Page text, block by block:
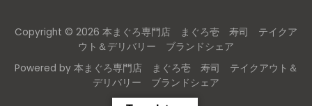
Copyright © 2026 本まぐろ専門店 まぐろ壱 寿司 テイクア
ウト＆デリバリー ブランドシェア
Powered by 本まぐろ専門店 まぐろ壱 寿司 テイクアウト＆
デリバリー ブランドシェア